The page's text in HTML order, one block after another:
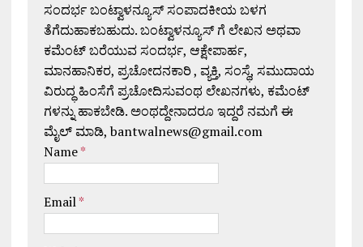
ಸಂದರ್ಭ ಬಂಟ್ವಾಳನ್ಯೂಸ್ ಸಂಪಾದಕೀಯ ಬಳಗ
ತೆಗೆದುಹಾಕಬಹುದು. ಬಂಟ್ವಾಳನ್ಯೂಸ್ ಗೆ ಲೇಖನ ಅಥವಾ
ಕಮೆಂಟ್ ಬರೆಯುವ ಸಂದರ್ಭ, ಆಕ್ಷೇಪಾರ್ಹ,
ಮಾನಹಾನಿಕರ, ಪ್ರಚೋದನಕಾರಿ , ವ್ಯಕ್ತಿ, ಸಂಸ್ಥೆ, ಸಮುದಾಯ
ವಿರುದ್ಧ ಹಿಂಸೆಗೆ ಪ್ರಚೋದಿಸುವಂಥ ಲೇಖನಗಳು, ಕಮೆಂಟ್
ಗಳನ್ನು ಹಾಕಬೇಡಿ. ಅಂಥದ್ದೇನಾದರೂ ಇದ್ದರೆ ನಮಗೆ ಈ
ಮೈಲ್ ಮಾಡಿ, bantwalnews@gmail.com
Name*
Email*